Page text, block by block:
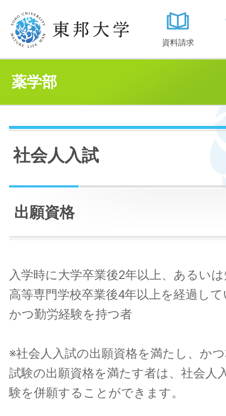
資料請求
薬学部
社会人入試
出願資格
入学時に大学卒業後2年以上、あるい
高等専門学校卒業後4年以上を経過し
かつ勤労経験を持つ者
※社会人入試の出願資格を満たし、か
試験の出願資格を満たす者は、社会人
験を併願することができます。